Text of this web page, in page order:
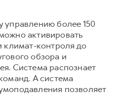
управлению более 150
активировать
климат-контроля до
обзора и
Система распознает
А система
позволяет